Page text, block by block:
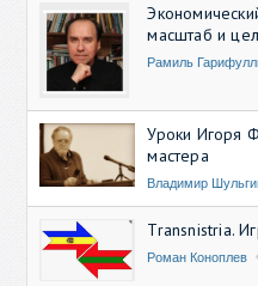
масштаб и
Рамиль
Уроки Игоря
мастера
Владимир
Transnistria.
Роман Коноплев